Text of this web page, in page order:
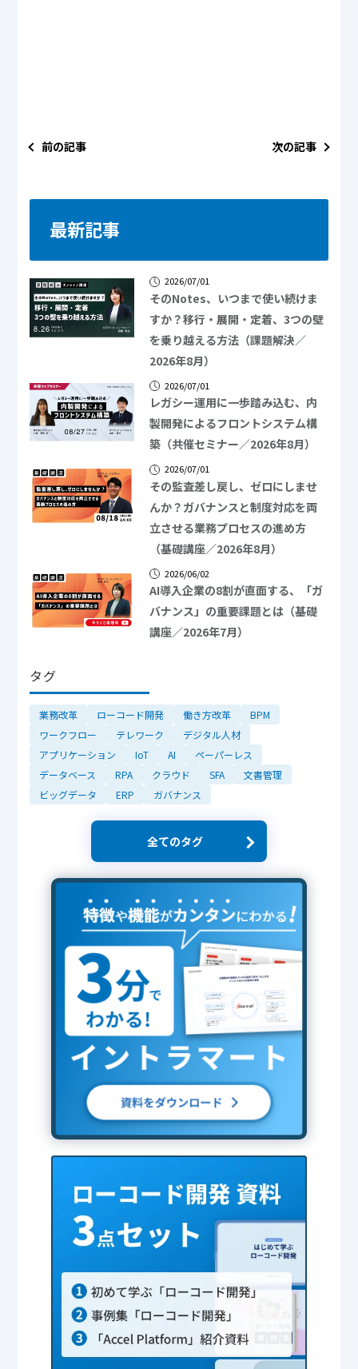
前の記事 次の記事
最新記事
2026/07/01
そのNotes、いつまで使い続けま
すか？移行・展開・定着、3つの壁
を乗り越える方法（課題解決／
2026年8月）
2026/07/01
レガシー運用に一歩踏み込む、内
製開発によるフロントシステム構
築（共催セミナー／2026年8月）
2026/07/01
その監査差し戻し、ゼロにしませ
んか？ガバナンスと制度対応を両
立させる業務プロセスの進め方
（基礎講座／2026年8月）
2026/06/02
AI導入企業の8割が直面する、「ガ
バナンス」の重要課題とは（基礎
講座／2026年7月）
タグ
業務改革 ローコード開発 働き方改革
BPM
ワークフロー
テレワーク
デジタル人材
アプリケーション
IoT AI
ペーパーレス
データベース
RPA クラウド SFA
文書管理
ビッグデータ
ERP ガバナンス
全てのタグ